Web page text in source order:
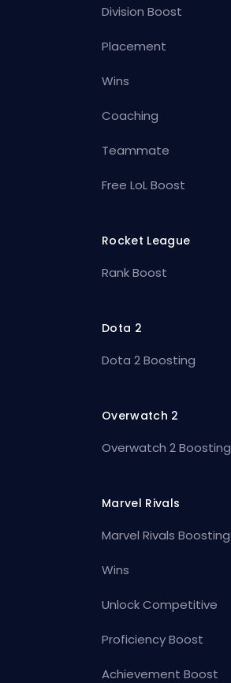
Division Boost
Placement
Wins
Coaching
Teammate
Free LoL Boost
Rocket League
Rank Boost
Dota 2
Dota 2 Boosting
Overwatch 2
Overwatch 2 Boosting
Marvel Rivals
Marvel Rivals Boosting
Wins
Unlock Competitive
Proficiency Boost
Achievement Boost